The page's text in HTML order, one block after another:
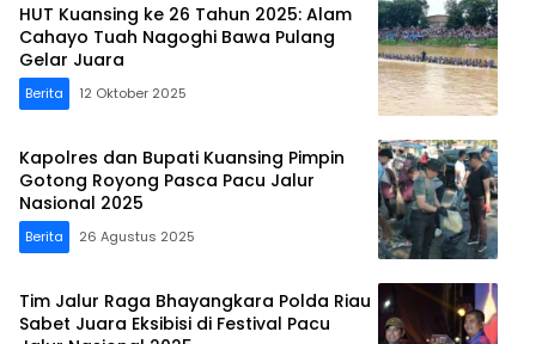
HUT Kuansing ke 26 Tahun 2025: Alam
Cahayo Tuah Nagoghi Bawa Pulang
Gelar Juara
Berita 12 Oktober 2025
Kapolres dan Bupati Kuansing Pimpin
Gotong Royong Pasca Pacu Jalur
Nasional 2025
Berita 26 Agustus 2025
Tim Jalur Raga Bhayangkara Polda Riau
Sabet Juara Eksibisi di Festival Pacu